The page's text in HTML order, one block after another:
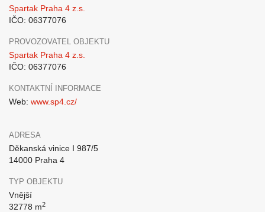
Spartak Praha 4 z.s.
IČO: 06377076
PROVOZOVATEL OBJEKTU
Spartak Praha 4 z.s.
IČO: 06377076
KONTAKTNÍ INFORMACE
Web: www.sp4.cz/
ADRESA
Děkanská vinice I 987/5
14000 Praha 4
TYP OBJEKTU
Vnější
32778 m2